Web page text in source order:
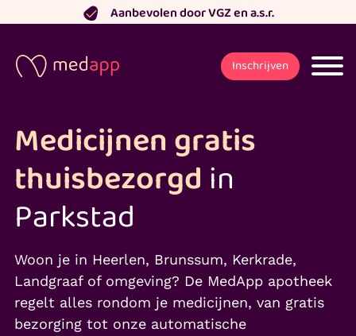
naar
inhoud
Aanbevolen door VGZ en a.s.r.
Inschrijven
Medicijnen gratis
thuisbezorgd in
Parkstad
Woon je in Heerlen, Brunssum, Kerkrade,
Landgraaf of omgeving? De MedApp apotheek
regelt alles rondom je medicijnen, van gratis
bezorging tot onze automatische